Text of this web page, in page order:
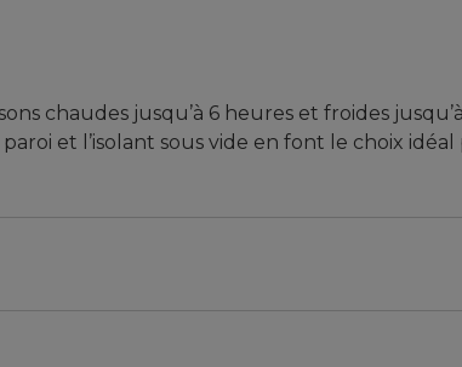
chaudes jusqu’à 6 heures et froides
et l’isolant sous vide en font le choix